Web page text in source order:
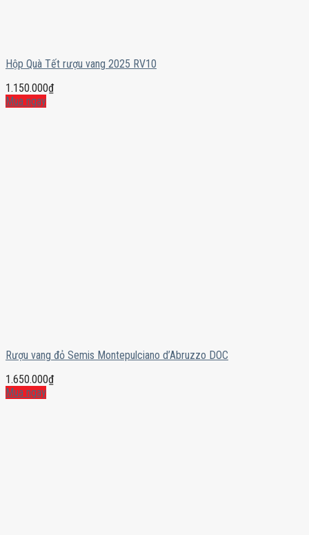
Hộp Quà Tết rượu vang 2025 RV10
1.150.000₫
Mua ngay
Rượu vang đỏ Semis Montepulciano d’Abruzzo DOC
1.650.000₫
Mua ngay